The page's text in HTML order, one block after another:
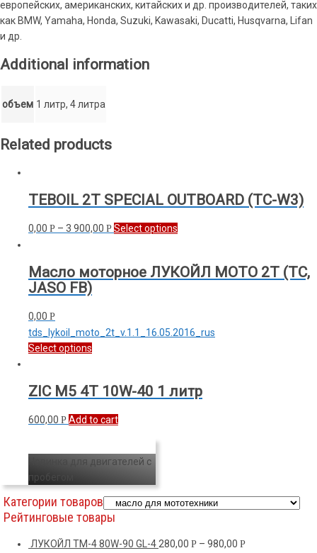
европейских, американских, китайских и др. производителей, таких
как BMW, Yamaha, Honda, Suzuki, Kawasaki, Ducatti, Husqvarna, Lifan
и др.
Additional information
объем 1 литр, 4 литра
Related products
TEBOIL 2T SPECIAL OUTBOARD (ТС-W3)
0,00 Р – 3 900,00 Р Select options
Масло моторное ЛУКОЙЛ МОТО 2T (ТС,
JASO FB)
0,00 Р
tds_lykoil_moto_2t_v.1.1_16.05.2016_rus
Select options
ZIC M5 4T 10W-40 1 литр
600,00 Р Add to cart
Новинка для двигателей с
пробегом
Категории товаров
Рейтинговые товары
ЛУКОЙЛ ТМ-4 80W-90 GL-4 280,00 Р – 980,00 Р